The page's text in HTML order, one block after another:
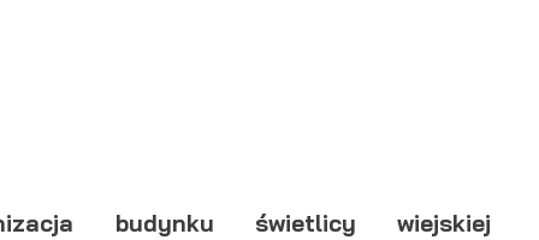
budynku świetlicy wiejskiej